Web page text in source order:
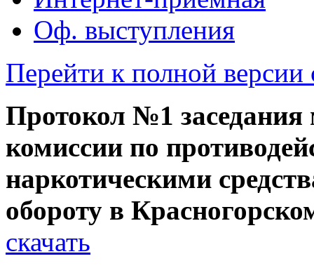
Оф. выступления
Перейти к полной версии
Протокол №1 заседания
комиссии по
наркотическими
обороту в
скачать